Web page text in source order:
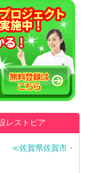
レストピア
≪佐賀県佐賀市・